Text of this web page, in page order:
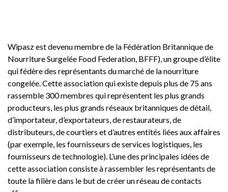
Wipasz est devenu membre de la Fédération Britannique de
Nourriture Surgelée Food Federation, BFFF), un groupe d’élite
qui fédère des représentants du marché de la nourriture
congelée. Cette association qui existe depuis plus de 75 ans
rassemble 300 membres qui représentent les plus grands
producteurs, les plus grands réseaux britanniques de détail,
d’importateur, d’exportateurs, de restaurateurs, de
distributeurs, de courtiers et d’autres entités liées aux affaires
(par exemple, les fournisseurs de services logistiques, les
fournisseurs de technologie). L’une des principales idées de
cette association consiste à rassembler les représentants de
toute la filière dans le but de créer un réseau de contacts